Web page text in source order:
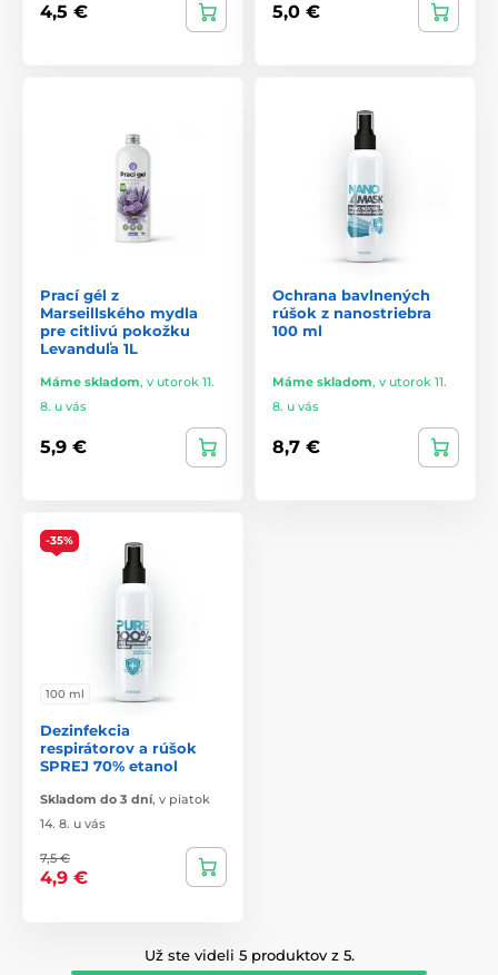
4,5 € 5,0 €
Prací gél z
Marseillského mydla
pre citlivú pokožku
Levanduľa 1L
Máme skladom, v utorok 11.
8. u vás
5,9 €
Ochrana bavlnených
rúšok z nanostriebra
100 ml
Máme skladom, v utorok 11.
8. u vás
8,7 €
-35%
100 ml
Dezinfekcia
respirátorov a rúšok
SPREJ 70% etanol
Skladom do 3 dní, v piatok
14. 8. u vás
7,5 €
4,9 €
Už ste videli 5 produktov z 5.